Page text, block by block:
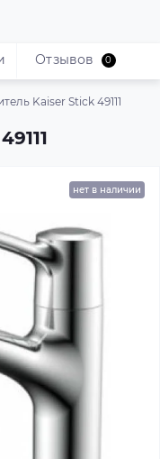
Kaiser Stick 49111
Отзывов 0
нет в наличии